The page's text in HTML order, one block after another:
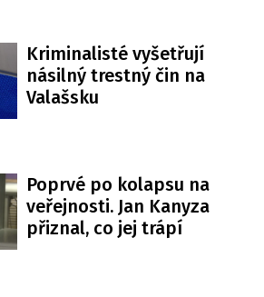
Kriminalisté vyšetřují
násilný trestný čin na
Valašsku
Poprvé po kolapsu na
veřejnosti. Jan Kanyza
přiznal, co jej trápí